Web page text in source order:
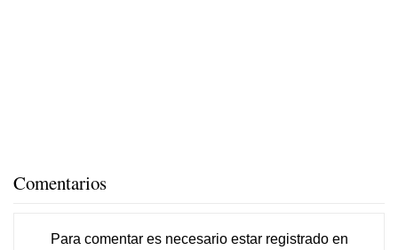
Comentarios
Para comentar es necesario estar registradoen